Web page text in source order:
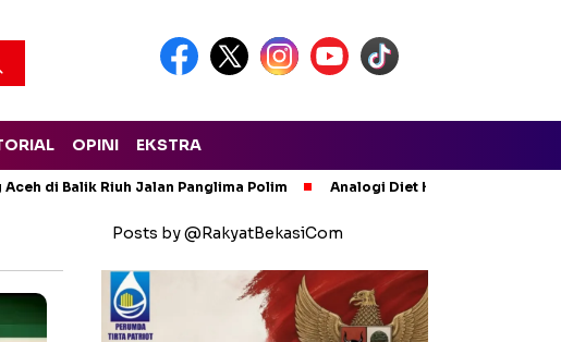
OPINI EKSTRA
di Balik Riuh Jalan Panglima Polim Analogi Diet Korupsi: Alarm
Posts by @RakyatBekasiCom